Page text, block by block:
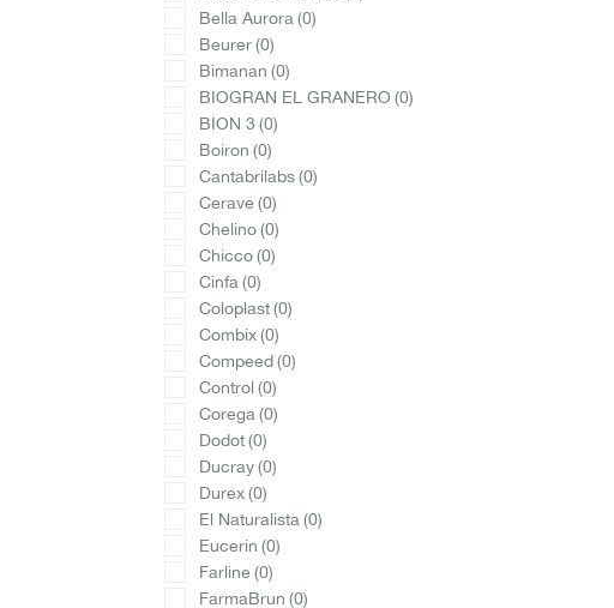
Bella Aurora(0)
Beurer(0)
Bimanan(0)
BIOGRAN EL GRANERO(0)
BION 3(0)
Boiron(0)
Cantabrilabs(0)
Cerave(0)
Chelino(0)
Chicco(0)
Cinfa(0)
Coloplast(0)
Combix(0)
Compeed(0)
Control(0)
Corega(0)
Dodot(0)
Ducray(0)
Durex(0)
El Naturalista(0)
Eucerin(0)
Farline(0)
FarmaBrun(0)